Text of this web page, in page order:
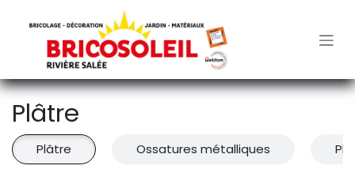
Se rendre au contenu
Plâtre
Plâtre Ossatures métalliques